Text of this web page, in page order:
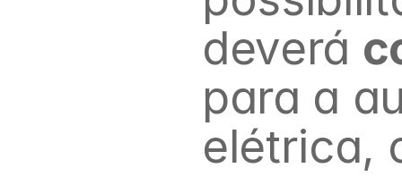
deverá
para a
elétrica,